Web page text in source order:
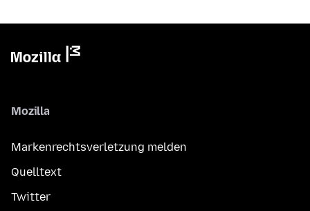
Mozilla
Markenrechtsverletzung melden
Quelltext
Twitter